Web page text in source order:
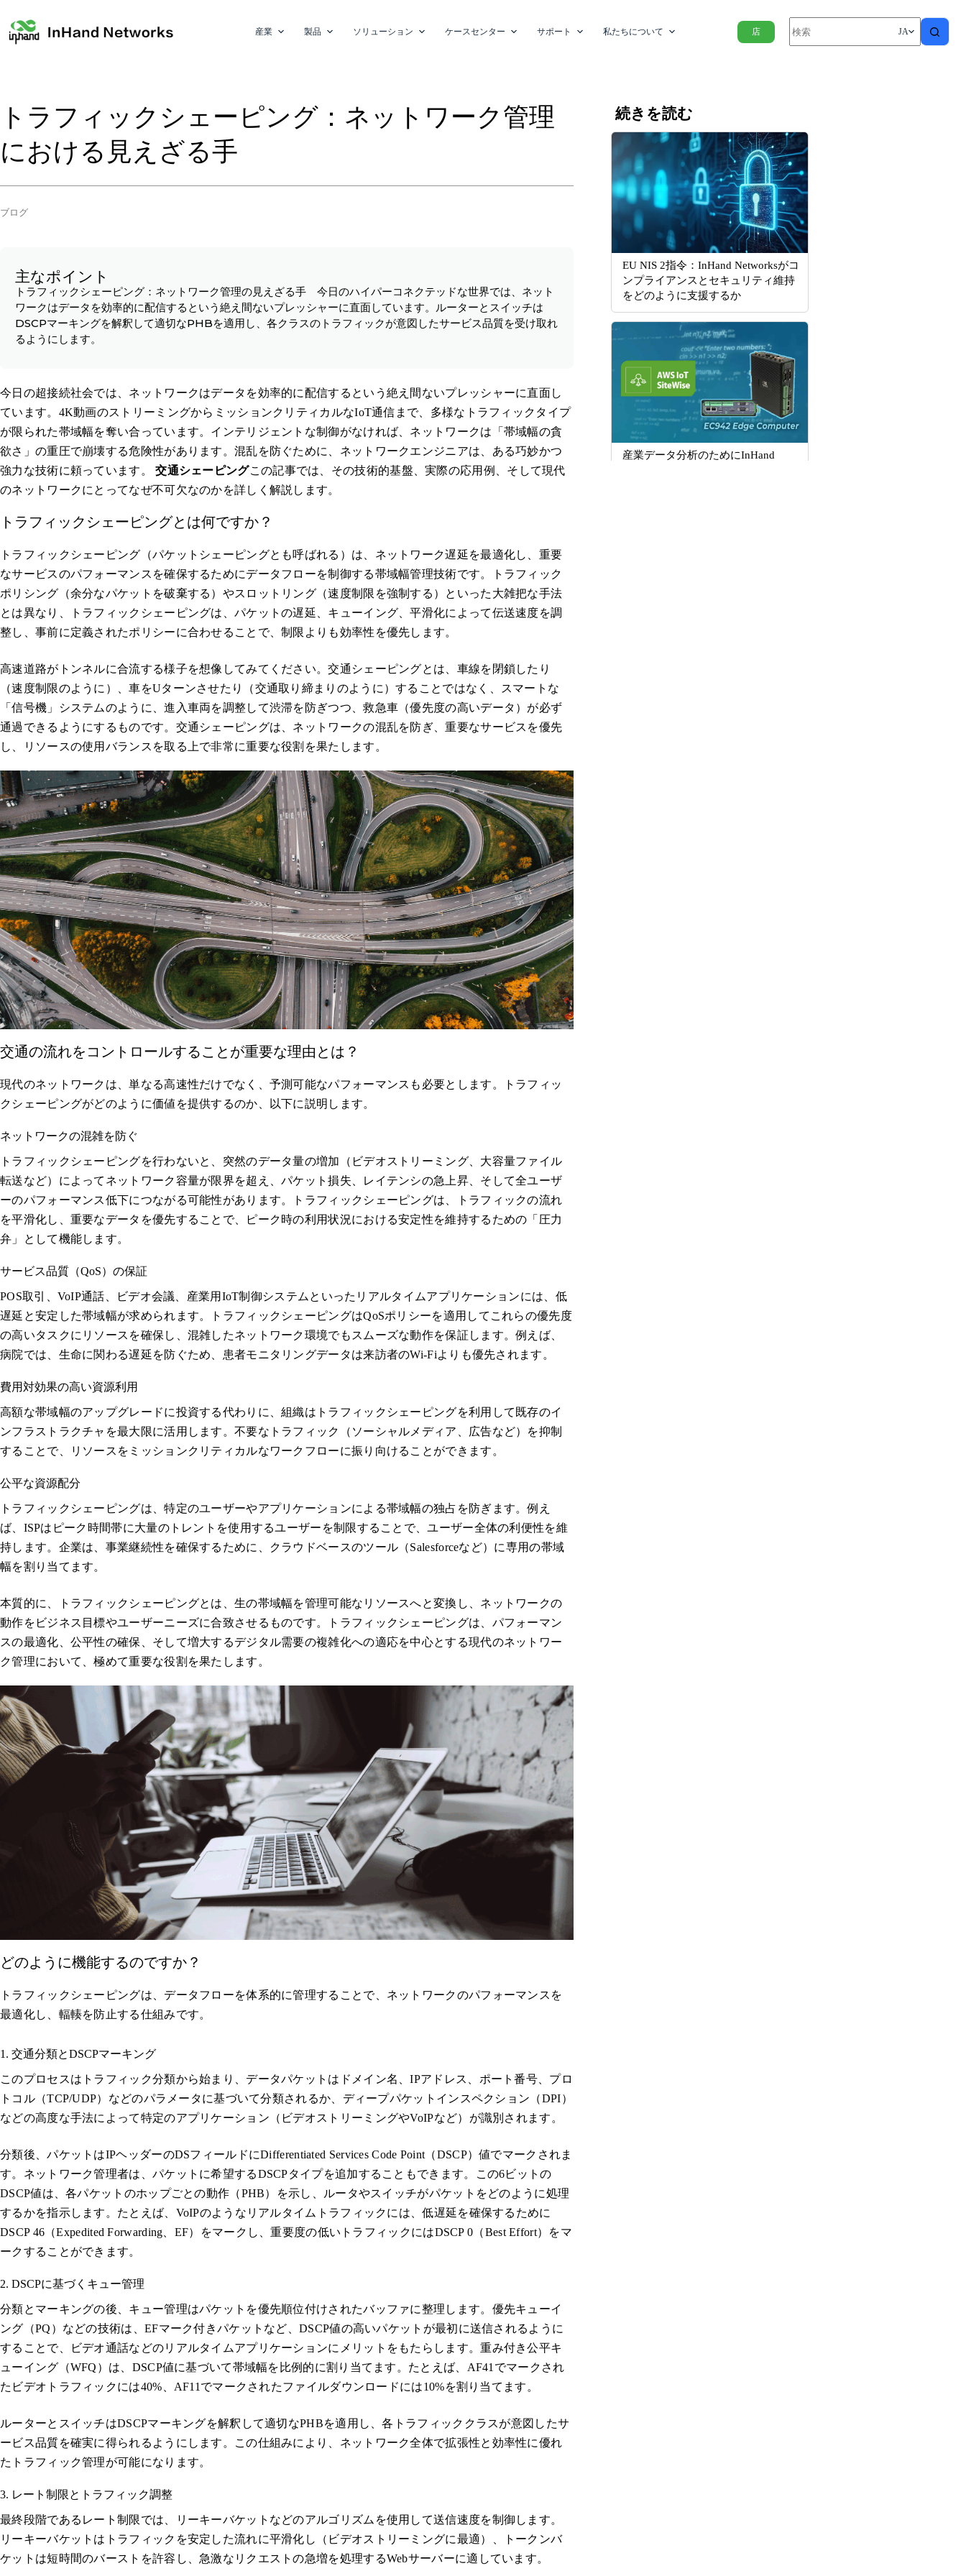
産業 製品 ソリューション ケースセンター サポート 私たちについて 店 JA
トラフィックシェーピング：ネットワーク管理
における見えざる手
ブログ
主なポイント
トラフィックシェーピング：ネットワーク管理の見えざる手 今日のハイパーコネクテッドな世界では、ネット
ワークはデータを効率的に配信するという絶え間ないプレッシャーに直面しています。ルーターとスイッチは
DSCPマーキングを解釈して適切なPHBを適用し、各クラスのトラフィックが意図したサービス品質を受け取れ
るようにします。
今日の超接続社会では、ネットワークはデータを効率的に配信するという絶え間ないプレッシャーに直面し
ています。4K動画のストリーミングからミッションクリティカルなIoT通信まで、多様なトラフィックタイプ
が限られた帯域幅を奪い合っています。インテリジェントな制御がなければ、ネットワークは「帯域幅の貪
欲さ」の重圧で崩壊する危険性があります。混乱を防ぐために、ネットワークエンジニアは、ある巧妙かつ
強力な技術に頼っています。交通シェーピングこの記事では、その技術的基盤、実際の応用例、そして現代
のネットワークにとってなぜ不可欠なのかを詳しく解説します。
トラフィックシェーピングとは何ですか？
トラフィックシェーピング（パケットシェーピングとも呼ばれる）は、ネットワーク遅延を最適化し、重要
なサービスのパフォーマンスを確保するためにデータフローを制御する帯域幅管理技術です。トラフィック
ポリシング（余分なパケットを破棄する）やスロットリング（速度制限を強制する）といった大雑把な手法
とは異なり、トラフィックシェーピングは、パケットの遅延、キューイング、平滑化によって伝送速度を調
整し、事前に定義されたポリシーに合わせることで、制限よりも効率性を優先します。
高速道路がトンネルに合流する様子を想像してみてください。交通シェーピングとは、車線を閉鎖したり
（速度制限のように）、車をUターンさせたり（交通取り締まりのように）することではなく、スマートな
「信号機」システムのように、進入車両を調整して渋滞を防ぎつつ、救急車（優先度の高いデータ）が必ず
通過できるようにするものです。交通シェーピングは、ネットワークの混乱を防ぎ、重要なサービスを優先
し、リソースの使用バランスを取る上で非常に重要な役割を果たします。
交通の流れをコントロールすることが重要な理由とは？
現代のネットワークは、単なる高速性だけでなく、予測可能なパフォーマンスも必要とします。トラフィッ
クシェーピングがどのように価値を提供するのか、以下に説明します。
ネットワークの混雑を防ぐ
トラフィックシェーピングを行わないと、突然のデータ量の増加（ビデオストリーミング、大容量ファイル
転送など）によってネットワーク容量が限界を超え、パケット損失、レイテンシの急上昇、そして全ユーザ
ーのパフォーマンス低下につながる可能性があります。トラフィックシェーピングは、トラフィックの流れ
を平滑化し、重要なデータを優先することで、ピーク時の利用状況における安定性を維持するための「圧力
弁」として機能します。
サービス品質（QoS）の保証
POS取引、VoIP通話、ビデオ会議、産業用IoT制御システムといったリアルタイムアプリケーションには、低
遅延と安定した帯域幅が求められます。トラフィックシェーピングはQoSポリシーを適用してこれらの優先度
の高いタスクにリソースを確保し、混雑したネットワーク環境でもスムーズな動作を保証します。例えば、
病院では、生命に関わる遅延を防ぐため、患者モニタリングデータは来訪者のWi-Fiよりも優先されます。
費用対効果の高い資源利用
高額な帯域幅のアップグレードに投資する代わりに、組織はトラフィックシェーピングを利用して既存のイ
ンフラストラクチャを最大限に活用します。不要なトラフィック（ソーシャルメディア、広告など）を抑制
することで、リソースをミッションクリティカルなワークフローに振り向けることができます。
公平な資源配分
トラフィックシェーピングは、特定のユーザーやアプリケーションによる帯域幅の独占を防ぎます。例え
ば、ISPはピーク時間帯に大量のトレントを使用するユーザーを制限することで、ユーザー全体の利便性を維
持します。企業は、事業継続性を確保するために、クラウドベースのツール（Salesforceなど）に専用の帯域
幅を割り当てます。
本質的に、トラフィックシェーピングとは、生の帯域幅を管理可能なリソースへと変換し、ネットワークの
動作をビジネス目標やユーザーニーズに合致させるものです。トラフィックシェーピングは、パフォーマン
スの最適化、公平性の確保、そして増大するデジタル需要の複雑化への適応を中心とする現代のネットワー
ク管理において、極めて重要な役割を果たします。
どのように機能するのですか？
トラフィックシェーピングは、データフローを体系的に管理することで、ネットワークのパフォーマンスを
最適化し、輻輳を防止する仕組みです。
1. 交通分類とDSCPマーキング
このプロセスはトラフィック分類から始まり、データパケットはドメイン名、IPアドレス、ポート番号、プロ
トコル（TCP/UDP）などのパラメータに基づいて分類されるか、ディープパケットインスペクション（DPI）
などの高度な手法によって特定のアプリケーション（ビデオストリーミングやVoIPなど）が識別されます。
分類後、パケットはIPヘッダーのDSフィールドにDifferentiated Services Code Point（DSCP）値でマークされま
す。ネットワーク管理者は、パケットに希望するDSCPタイプを追加することもできます。この6ビットの
DSCP値は、各パケットのホップごとの動作（PHB）を示し、ルータやスイッチがパケットをどのように処理
するかを指示します。たとえば、VoIPのようなリアルタイムトラフィックには、低遅延を確保するために
DSCP 46（Expedited Forwarding、EF）をマークし、重要度の低いトラフィックにはDSCP 0（Best Effort）をマ
ークすることができます。
2. DSCPに基づくキュー管理
分類とマーキングの後、キュー管理はパケットを優先順位付けされたバッファに整理します。優先キューイ
ング（PQ）などの技術は、EFマーク付きパケットなど、DSCP値の高いパケットが最初に送信されるように
することで、ビデオ通話などのリアルタイムアプリケーションにメリットをもたらします。重み付き公平キ
ューイング（WFQ）は、DSCP値に基づいて帯域幅を比例的に割り当てます。たとえば、AF41でマークされ
たビデオトラフィックには40%、AF11でマークされたファイルダウンロードには10%を割り当てます。
ルーターとスイッチはDSCPマーキングを解釈して適切なPHBを適用し、各トラフィッククラスが意図したサ
ービス品質を確実に得られるようにします。この仕組みにより、ネットワーク全体で拡張性と効率性に優れ
たトラフィック管理が可能になります。
3. レート制限とトラフィック調整
最終段階であるレート制限では、リーキーバケットなどのアルゴリズムを使用して送信速度を制御します。
リーキーバケットはトラフィックを安定した流れに平滑化し（ビデオストリーミングに最適）、トークンバ
ケットは短時間のバーストを許容し、急激なリクエストの急増を処理するWebサーバーに適しています。
続きを読む
EU NIS 2指令：InHand Networksがコ
ンプライアンスとセキュリティ維持
をどのように支援するか
産業データ分析のためにInHand